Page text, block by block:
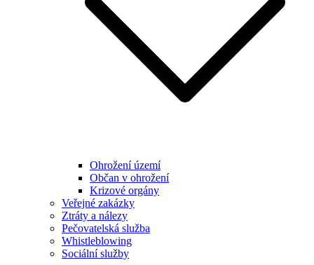
Ohrožení území
Občan v ohrožení
Krizové orgány
Veřejné zakázky
Ztráty a nálezy
Pečovatelská služba
Whistleblowing
Sociální služby